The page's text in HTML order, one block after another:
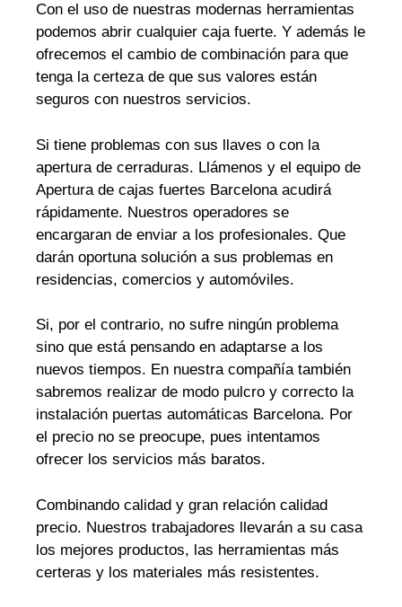
Con el uso de nuestras modernas herramientas
podemos abrir cualquier caja fuerte. Y además le
ofrecemos el cambio de combinación para que
tenga la certeza de que sus valores están
seguros con nuestros servicios.
Si tiene problemas con sus llaves o con la
apertura de cerraduras. Llámenos y el equipo de
Apertura de cajas fuertes Barcelona acudirá
rápidamente. Nuestros operadores se
encargaran de enviar a los profesionales. Que
darán oportuna solución a sus problemas en
residencias, comercios y automóviles.
Si, por el contrario, no sufre ningún problema
sino que está pensando en adaptarse a los
nuevos tiempos. En nuestra compañía también
sabremos realizar de modo pulcro y correcto la
instalación puertas automáticas Barcelona. Por
el precio no se preocupe, pues intentamos
ofrecer los servicios más baratos.
Combinando calidad y gran relación calidad
precio. Nuestros trabajadores llevarán a su casa
los mejores productos, las herramientas más
certeras y los materiales más resistentes.